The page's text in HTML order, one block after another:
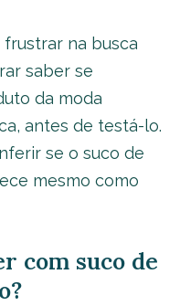
na busca
saber se
da moda
antes de testá-lo.
se o suco de
mesmo como
com suco de